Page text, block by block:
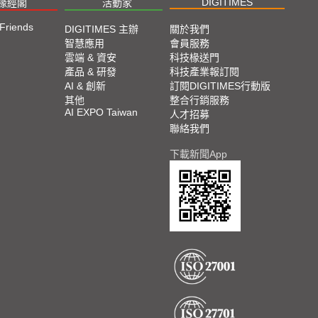
經閣 活動家
DIGITIMES 主辦
智慧應用
雲端 & 資安
產品 & 研發
AI & 創新
其他
AI EXPO Taiwan
關於我們
會員服務
科技椽送門
科技產業報訂閱
訂閱DIGITIMES行動版
整合行銷服務
人才招募
聯絡我們
下載新聞App